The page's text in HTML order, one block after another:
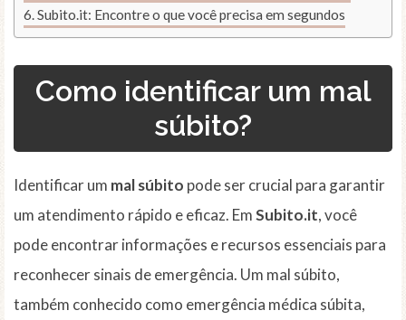
Subito.it: Encontre o que você precisa em segundos
Como identificar um mal
súbito?
Identificar um mal súbito pode ser crucial para garantir
um atendimento rápido e eficaz. EmSubito.it, você
pode encontrar informações e recursos essenciais para
reconhecer sinais de emergência. Um mal súbito,
também conhecido como emergência médica súbita,